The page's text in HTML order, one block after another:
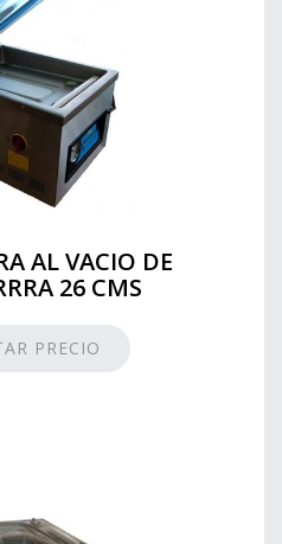
AL VACIO DE
26 CMS
PRECIO